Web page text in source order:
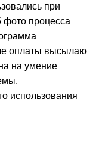
при
фото процесса
оплаты высылаю
на умение
использования